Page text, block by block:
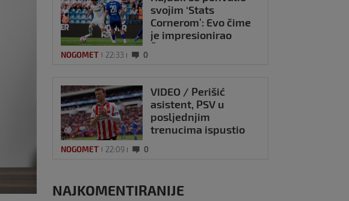
svojim ‘Stats
Cornerom’: Evo čime
je impresionirao
Šotiček
NOGOMET 22:33 0
VIDEO / Perišić
asistent, PSV u
posljednjim
trenucima ispustio
NOGOMET 22:09 0
NAJKOMENTIRANIJE